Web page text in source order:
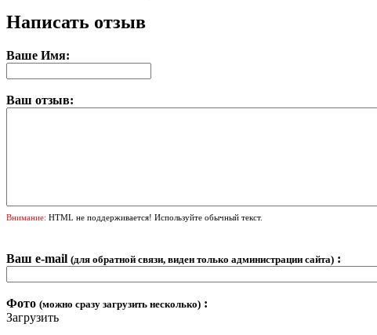
Написать отзыв
Ваше Имя:
Ваш отзыв:
Внимание: HTML не поддерживается! Используйте обычный текст.
Ваш e-mail (для обратной связи, виден только администрации сайта) :
Фото (можно сразу загрузить несколько) :
Загрузить